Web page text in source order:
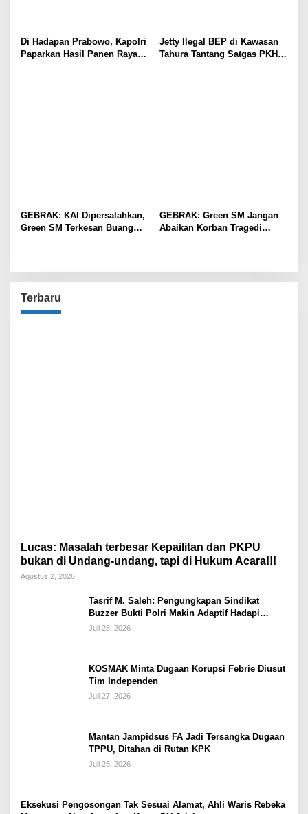
Di Hadapan Prabowo, Kapolri
Paparkan Hasil Panen Raya
Jetty Ilegal BEP di Kawasan
Tahura Tantang Satgas PKH,
GEBRAK: KAI Dipersalahkan,
Green SM Terkesan Buang
GEBRAK: Green SM Jangan
Abaikan Korban Tragedi
Terbaru
Lucas: Masalah terbesar Kepailitan dan PKPU
bukan di Undang-undang, tapi di Hukum Acara!!!
Agustus 2, 2026
Tasrif M. Saleh: Pengungkapan Sindikat
Buzzer Bukti Polri Makin Adaptif Hadapi
Kejahatan Digital
Juli 28, 2026
KOSMAK Minta Dugaan Korupsi Febrie Diusut
Tim Independen
Juli 27, 2026
Mantan Jampidsus FA Jadi Tersangka Dugaan
TPPU, Ditahan di Rutan KPK
Juli 25, 2026
Eksekusi Pengosongan Tak Sesuai Alamat, Ahli Waris Rebeka